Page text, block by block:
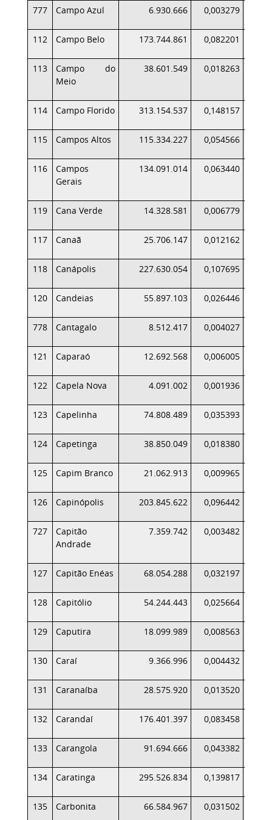
777 Campo Azul 6.930.666 0,003279
112 Campo Belo 173.744.861 0,082201
113
Campo do
Meio
38.601.549 0,018263
114 Campo Florido 313.154.537 0,148157
115 Campos Altos 115.334.227 0,054566
116
Campos
Gerais
134.091.014 0,063440
119 Cana Verde 14.328.581 0,006779
117 Canaã 25.706.147 0,012162
118 Canápolis 227.630.054 0,107695
120 Candeias 55.897.103 0,026446
778 Cantagalo 8.512.417 0,004027
121 Caparaó 12.692.568 0,006005
122 Capela Nova 4.091.002 0,001936
123 Capelinha 74.808.489 0,035393
124 Capetinga 38.850.049 0,018380
125 Capim Branco 21.062.913 0,009965
126 Capinópolis 203.845.622 0,096442
727
Capitão
Andrade
7.359.742 0,003482
127 Capitão Enéas 68.054.288 0,032197
128 Capitólio 54.244.443 0,025664
129 Caputira 18.099.989 0,008563
130 Caraí 9.366.996 0,004432
131 Caranaíba 28.575.920 0,013520
132 Carandaí 176.401.397 0,083458
133 Carangola 91.694.666 0,043382
134 Caratinga 295.526.834 0,139817
135 Carbonita 66.584.967 0,031502